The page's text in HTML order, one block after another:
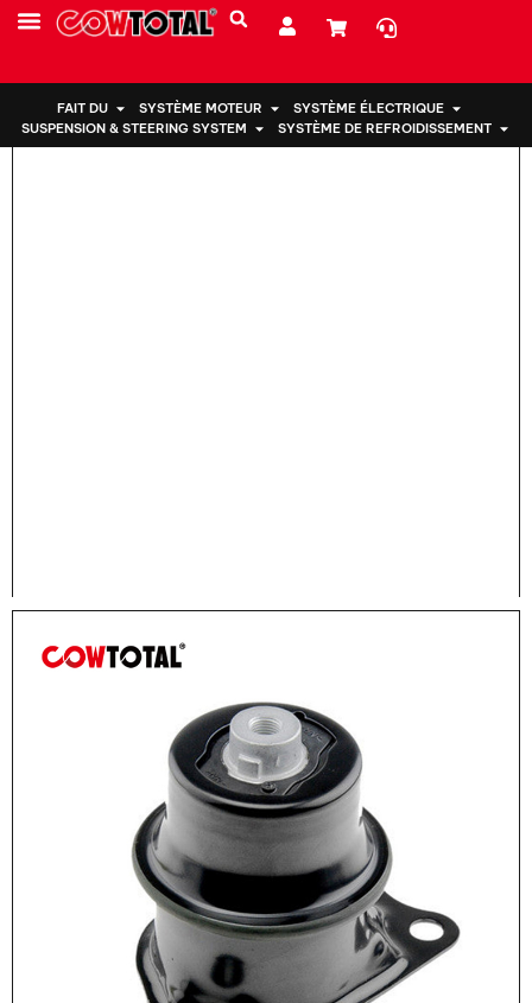
FAIT DU SYSTÈME MOTEUR
SYSTÈME ÉLECTRIQUE
SUSPENSION & STEERING SYSTEM
SYSTÈME DE REFROIDISSEMENT
Maison > Support moteur 50822-TGO-T02 pour Honda